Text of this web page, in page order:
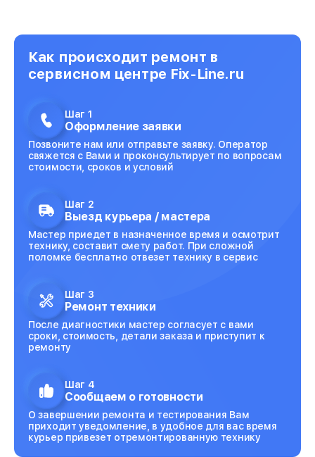
Как происходит ремонт в
сервисном центре Fix-Line.ru
Шаг 1
Оформление заявки
Позвоните нам или отправьте заявку. Оператор
свяжется с Вами и проконсультирует по вопросам
стоимости, сроков и условий
Шаг 2
Выезд курьера / мастера
Мастер приедет в назначенное время и осмотрит
технику, составит смету работ. При сложной
поломке бесплатно отвезет технику в сервис
Шаг 3
Ремонт техники
После диагностики мастер согласует с вами
сроки, стоимость, детали заказа и приступит к
ремонту
Шаг 4
Сообщаем о готовности
О завершении ремонта и тестирования Вам
приходит уведомление, в удобное для вас время
курьер привезет отремонтированную технику